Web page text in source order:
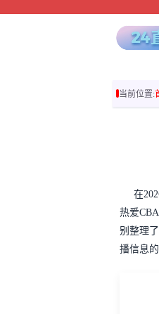
当前位置:
在
热爱
别整理
播信息